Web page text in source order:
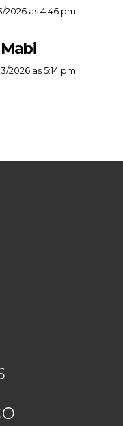
2026 as 4:46 pm
2026 as 5:14 pm